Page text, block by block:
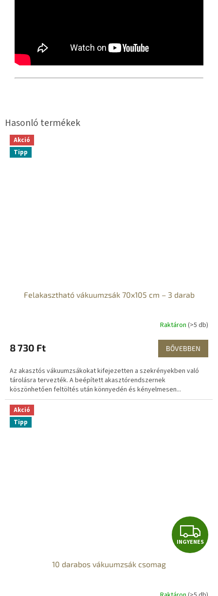
Akció
Tipp
Felakasztható vákuumzsák 70x105 cm – 3 darab
Raktáron (>5 db)
8 730 Ft BŐVEBBEN
Az akasztós vákuumzsákokat kifejezetten a szekrényekben való
tárolásra tervezték. A beépített akasztórendszernek
köszönhetően feltöltés után könnyedén és kényelmesen...
Akció
Tipp
I
N
INGYENES
10 darabos vákuumzsák csomag